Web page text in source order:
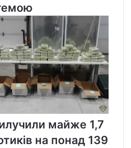
майже 1,7
на понад 139